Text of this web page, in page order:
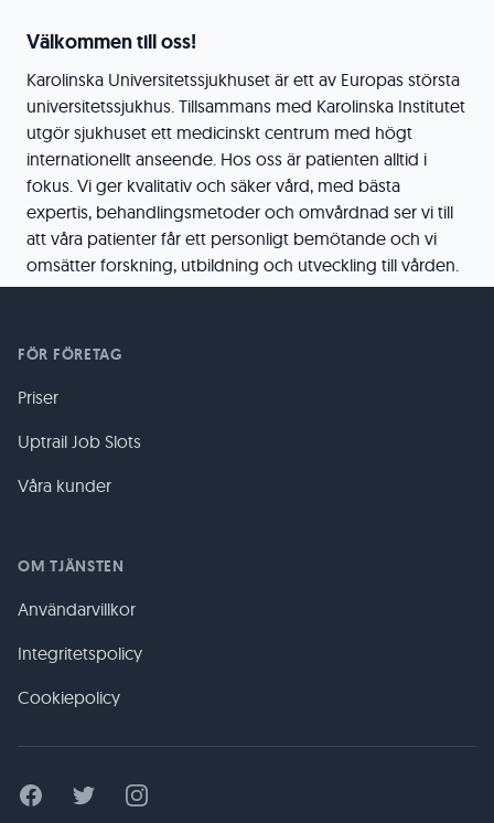
Välkommen till oss!
Karolinska Universitetssjukhuset är ett av Europas största
universitetssjukhus. Tillsammans med Karolinska Institutet
utgör sjukhuset ett medicinskt centrum med högt
internationellt anseende. Hos oss är patienten alltid i
fokus. Vi ger kvalitativ och säker vård, med bästa
expertis, behandlingsmetoder och omvårdnad ser vi till
att våra patienter får ett personligt bemötande och vi
omsätter forskning, utbildning och utveckling till vården.
FÖR FÖRETAG
Priser
Uptrail Job Slots
Våra kunder
OM TJÄNSTEN
Användarvillkor
Integritetspolicy
Cookiepolicy
FacebookTwitter Instagram